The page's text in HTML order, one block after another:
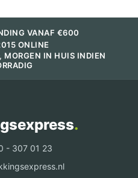
VANAF €600
ONLINE
MORGEN IN HUIS INDIEN
.
- 307 01 23